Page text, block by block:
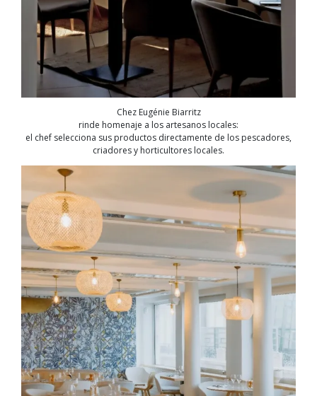
Chez Eugénie Biarritz
rinde homenaje a los artesanos locales:
el chef selecciona sus productos directamente de los pescadores,
criadores y horticultores locales.